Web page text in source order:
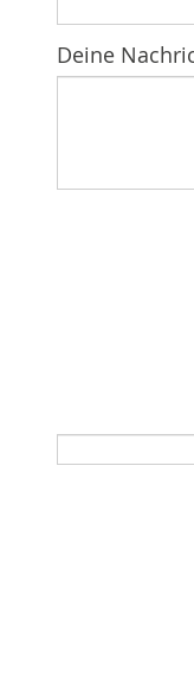
Deine